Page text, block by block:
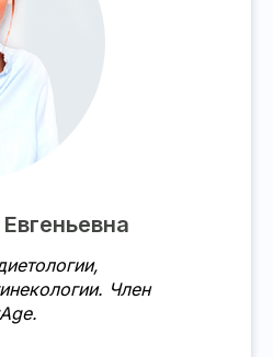
Член